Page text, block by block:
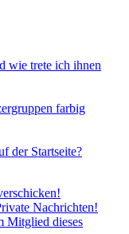
wie trete ich ihnen
farbig
der Startseite?
Nachrichten!
Mitglied dieses